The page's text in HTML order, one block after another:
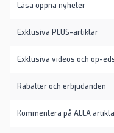
Läsa öppna nyheter
Exklusiva PLUS-artiklar
Exklusiva videos och op-
Rabatter och erbjudanden
Kommentera på ALLA